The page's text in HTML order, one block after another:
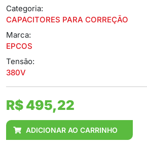
Categoria:
CAPACITORES PARA CORREÇÃO
Marca:
EPCOS
Tensão:
380V
R$ 495,22
ADICIONAR AO CARRINHO